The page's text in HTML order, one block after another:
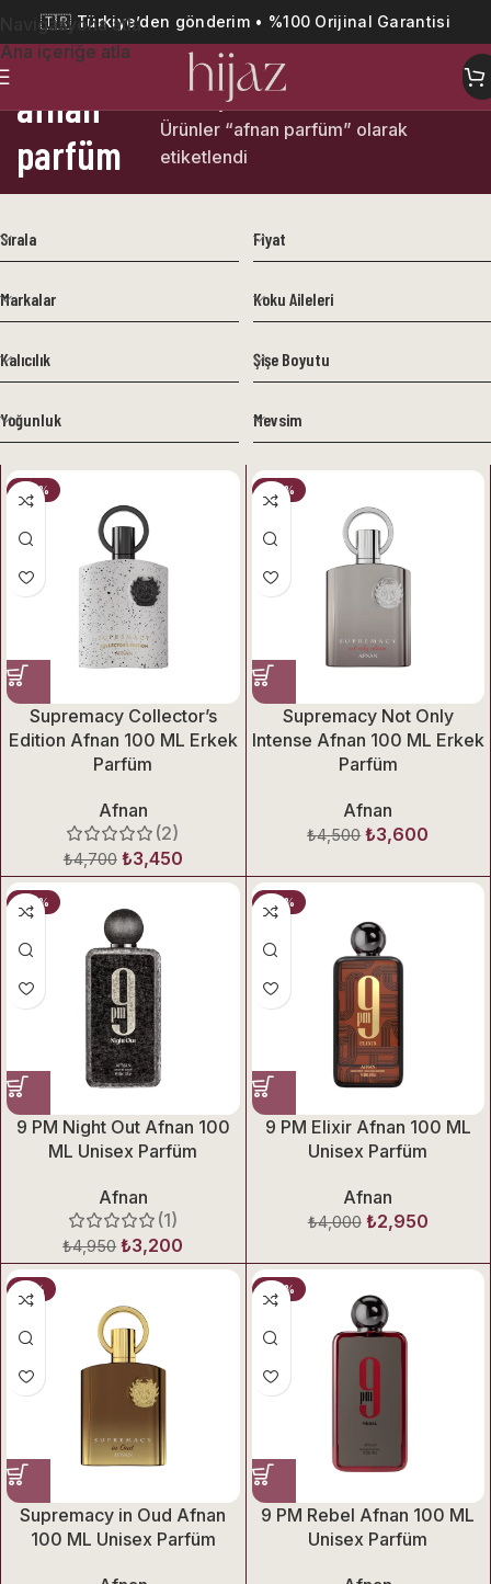
Navigasyona atla
Ana içeriğe atla
🇹🇷 Türkiye’den gönderim • %100 Orijinal Garantisi
afnan
parfüm
Ana Sayfa
Ürünler “afnan parfüm” olarak
etiketlendi
Sırala Fiyat
Markalar Koku Aileleri
Kalıcılık Şişe Boyutu
Yoğunluk Mevsim
-27%
Supremacy Collector’s
Edition Afnan 100 ML Erkek
Parfüm
Afnan
(2)
₺4,700 ₺3,450
-20%
Supremacy Not Only
Intense Afnan 100 ML Erkek
Parfüm
Afnan
₺4,500 ₺3,600
-35%
9 PM Night Out Afnan 100
ML Unisex Parfüm
Afnan
(1)
₺4,950 ₺3,200
-26%
9 PM Elixir Afnan 100 ML
Unisex Parfüm
Afnan
₺4,000 ₺2,950
-14%
Supremacy in Oud Afnan
100 ML Unisex Parfüm
-26%
9 PM Rebel Afnan 100 ML
Unisex Parfüm